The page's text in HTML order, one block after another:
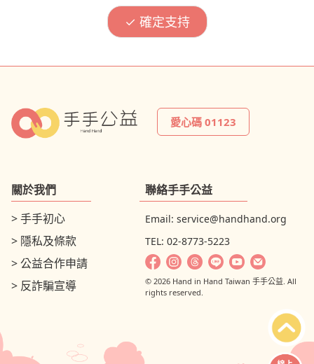
愛心碼 01123
關於我們
> 手手初心
> 隱私及條款
> 公益合作申請
> 反詐騙宣導
聯絡手手公益
Email:service@handhand.org
TEL: 02-8773-5223
© 2026 Hand in Hand Taiwan 手手公益. All
rights reserved.